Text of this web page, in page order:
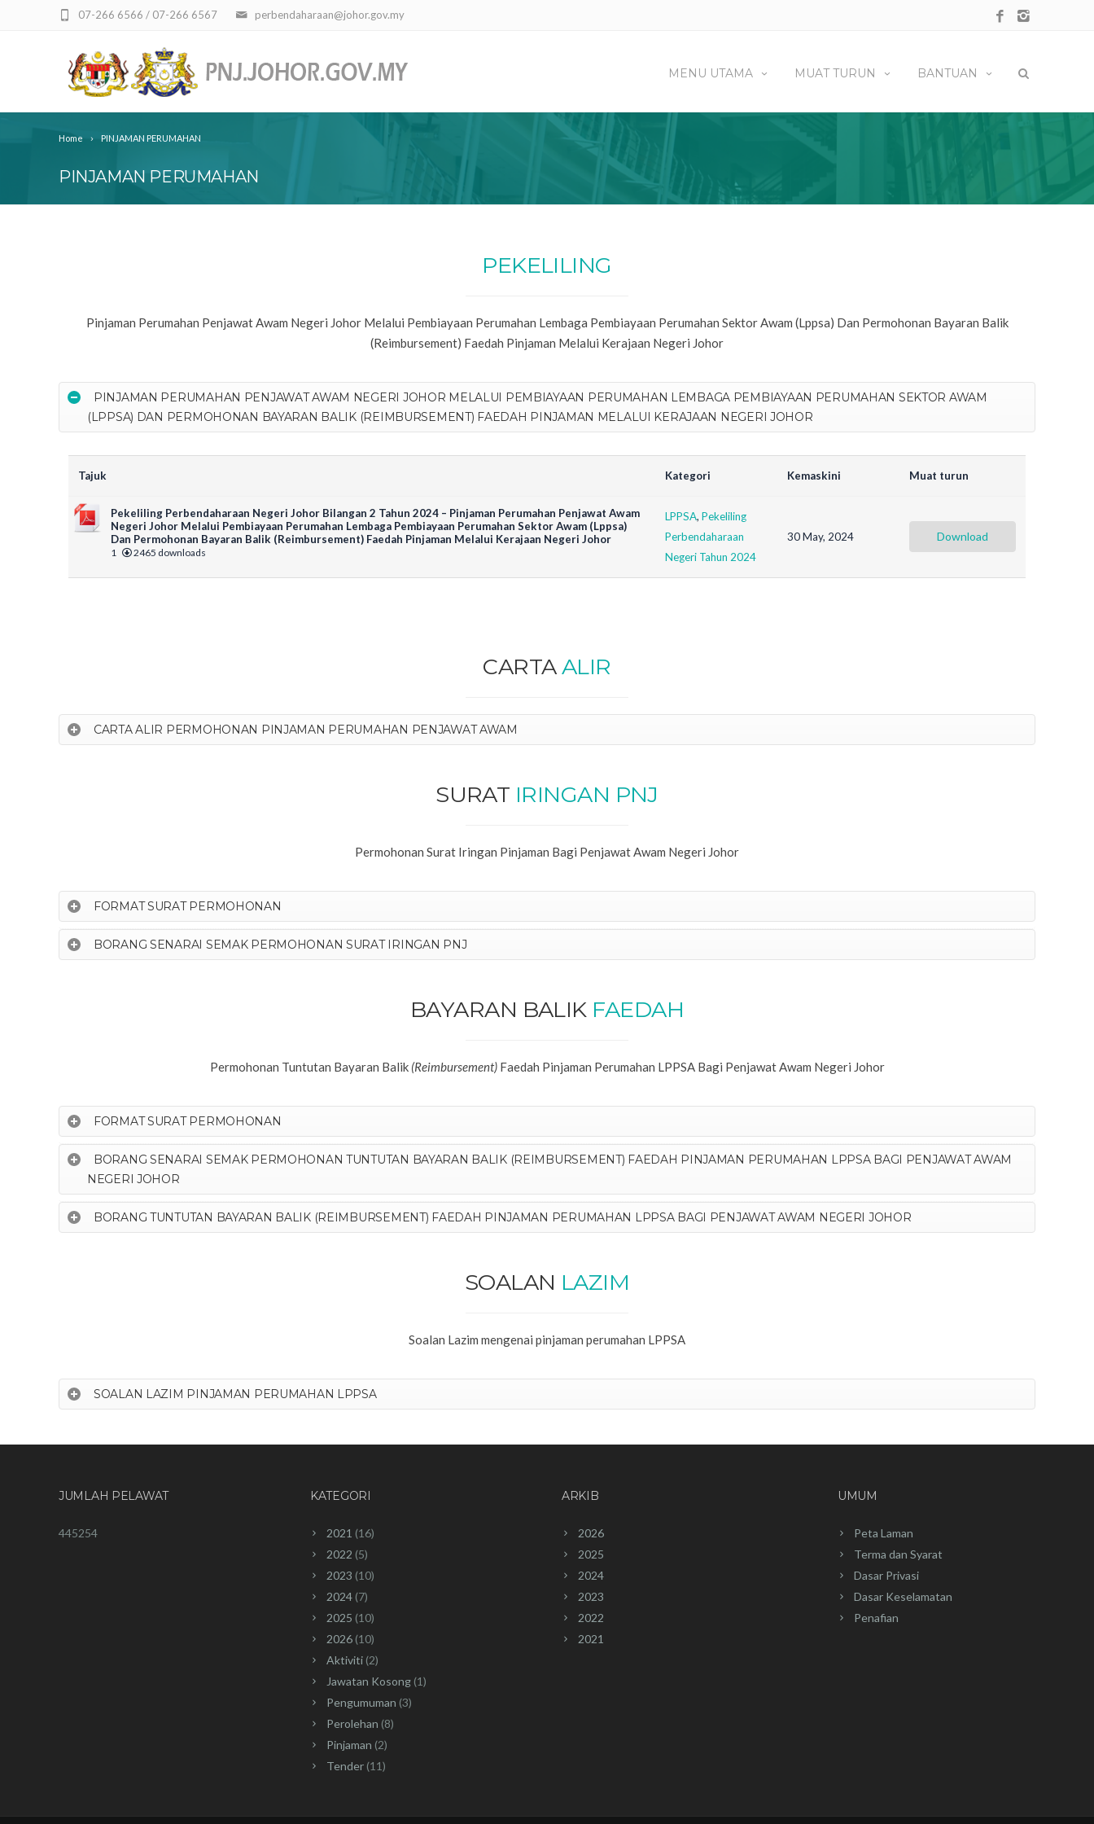
perbendaharaan@johor.gov.my
07-266 6566 / 07-266 6567
MENU UTAMA MUAT TURUN BANTUAN
Home PINJAMAN PERUMAHAN
PINJAMAN PERUMAHAN
PEKELILING
Pinjaman Perumahan Penjawat Awam Negeri Johor Melalui Pembiayaan Perumahan Lembaga Pembiayaan Perumahan Sektor Awam (Lppsa) Dan Permohonan Bayaran Balik
(Reimbursement) Faedah Pinjaman Melalui Kerajaan Negeri Johor
PINJAMAN PERUMAHAN PENJAWAT AWAM NEGERI JOHOR MELALUI PEMBIAYAAN PERUMAHAN LEMBAGA PEMBIAYAAN PERUMAHAN SEKTOR AWAM
(LPPSA) DAN PERMOHONAN BAYARAN BALIK (REIMBURSEMENT) FAEDAH PINJAMAN MELALUI KERAJAAN NEGERI JOHOR
Tajuk Kategori Kemaskini Muat turun
Pekeliling Perbendaharaan Negeri Johor Bilangan 2 Tahun 2024 – Pinjaman Perumahan Penjawat Awam
Negeri Johor Melalui Pembiayaan Perumahan Lembaga Pembiayaan Perumahan Sektor Awam (Lppsa)
Dan Permohonan Bayaran Balik (Reimbursement) Faedah Pinjaman Melalui Kerajaan Negeri Johor
1 2465 downloads
LPPSA, Pekeliling
Perbendaharaan
Negeri Tahun 2024
30 May, 2024 Download
CARTAALIR
CARTA ALIR PERMOHONAN PINJAMAN PERUMAHAN PENJAWAT AWAM
SURAT IRINGAN PNJ
Permohonan Surat Iringan Pinjaman Bagi Penjawat Awam Negeri Johor
FORMAT SURAT PERMOHONAN
BORANG SENARAI SEMAK PERMOHONAN SURAT IRINGAN PNJ
BAYARAN BALIKFAEDAH
Permohonan Tuntutan Bayaran Balik (Reimbursement)Faedah Pinjaman Perumahan LPPSA Bagi Penjawat Awam Negeri Johor
FORMAT SURAT PERMOHONAN
BORANG SENARAI SEMAK PERMOHONAN TUNTUTAN BAYARAN BALIK (REIMBURSEMENT) FAEDAH PINJAMAN PERUMAHAN LPPSA BAGI PENJAWAT AWAM
NEGERI JOHOR
BORANG TUNTUTAN BAYARAN BALIK (REIMBURSEMENT) FAEDAH PINJAMAN PERUMAHAN LPPSA BAGI PENJAWAT AWAM NEGERI JOHOR
SOALAN LAZIM
Soalan Lazim mengenai pinjaman perumahan LPPSA
SOALAN LAZIM PINJAMAN PERUMAHAN LPPSA
JUMLAH PELAWAT
445254
KATEGORI
2021 (16)
2022 (5)
2023 (10)
2024 (7)
2025 (10)
2026 (10)
Aktiviti (2)
Jawatan Kosong (1)
Pengumuman (3)
Perolehan (8)
Pinjaman (2)
Tender (11)
ARKIB
2026
2025
2024
2023
2022
2021
UMUM
Peta Laman
Terma dan Syarat
Dasar Privasi
Dasar Keselamatan
Penafian